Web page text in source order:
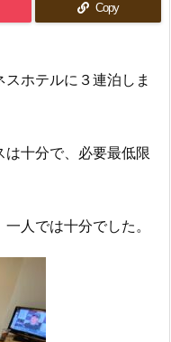
Copy
ホテルに３連泊しま
は十分で、必要最低限
人では十分でした。